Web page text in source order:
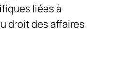
liées à
droit des affaires